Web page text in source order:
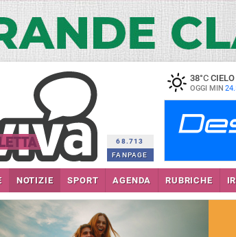
68.713
FANPAGE
38°CCIELO
OGGI MIN
NOTIZIE SPORT AGENDA RUBRICHE